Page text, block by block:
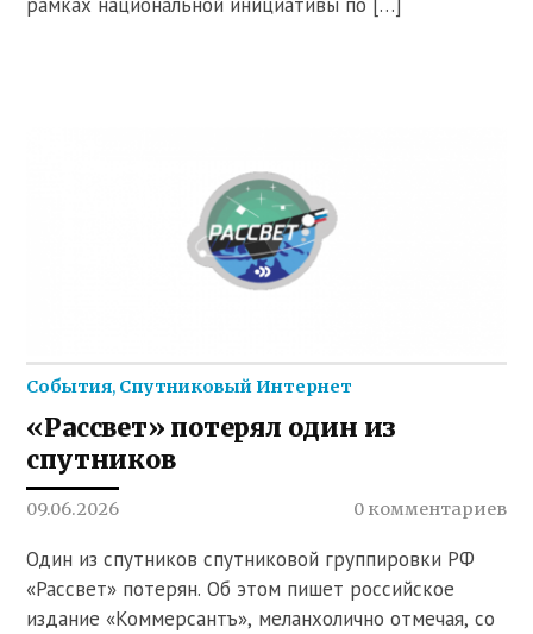
События, Спутниковый Интернет
«Рассвет» потерял один из
спутников
09.06.2026 0 комментариев
Один из спутников спутниковой группировки РФ
«Рассвет» потерян. Об этом пишет российское
издание «Коммерсантъ», меланхолично отмечая, со